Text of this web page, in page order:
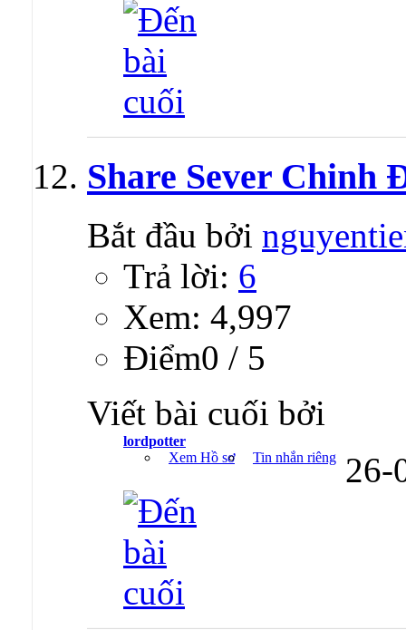
Share Sever Chinh
Bắt đầu bởi
Trả lời: 6
Xem: 4,997
Ðiểm0 / 5
Viết bài cuối bởi
lordpotter
Xem Hồ sơ
Tin nhắn riêng 26-